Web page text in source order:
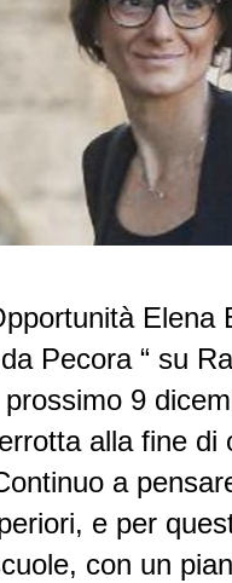
Pecora “ su
9
alla fine
a
e per
con un